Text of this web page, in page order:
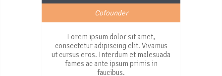
Cofounder
Lorem ipsum dolor sit amet,
consectetur adipiscing elit. Vivamus
ut cursus eros. Interdum et malesuada
fames ac ante ipsum primis in
faucibus.